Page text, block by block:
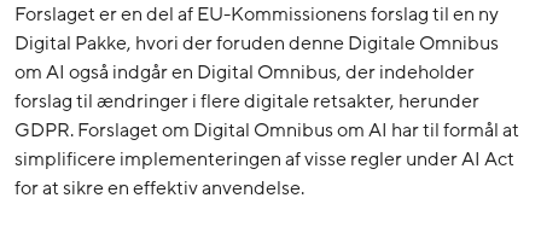
Forslaget er en del af EU-Kommissionens forslag til en ny
Digital Pakke, hvori der foruden denne Digitale Omnibus
om AI også indgår en Digital Omnibus, der indeholder
forslag til ændringer i flere digitale retsakter, herunder
GDPR. Forslaget om Digital Omnibus om AI har til formål at
simplificere implementeringen af visse regler under AI Act
for at sikre en effektiv anvendelse.